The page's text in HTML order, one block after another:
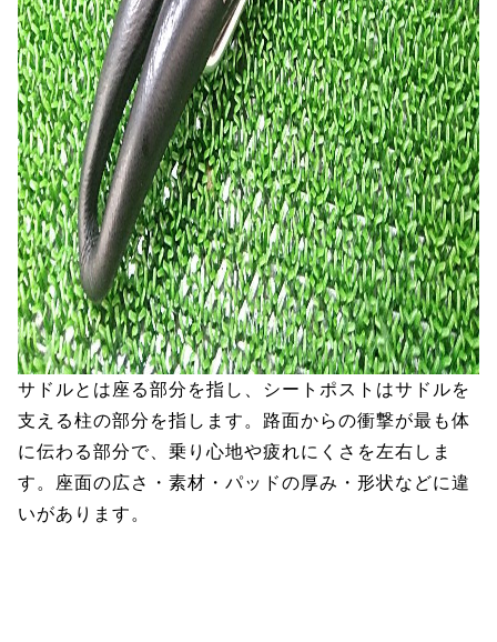
サドルとは座る部分を指し、シートポストはサドルを
支える柱の部分を指します。路面からの衝撃が最も体
に伝わる部分で、乗り心地や疲れにくさを左右しま
す。座面の広さ・素材・パッドの厚み・形状などに違
いがあります。